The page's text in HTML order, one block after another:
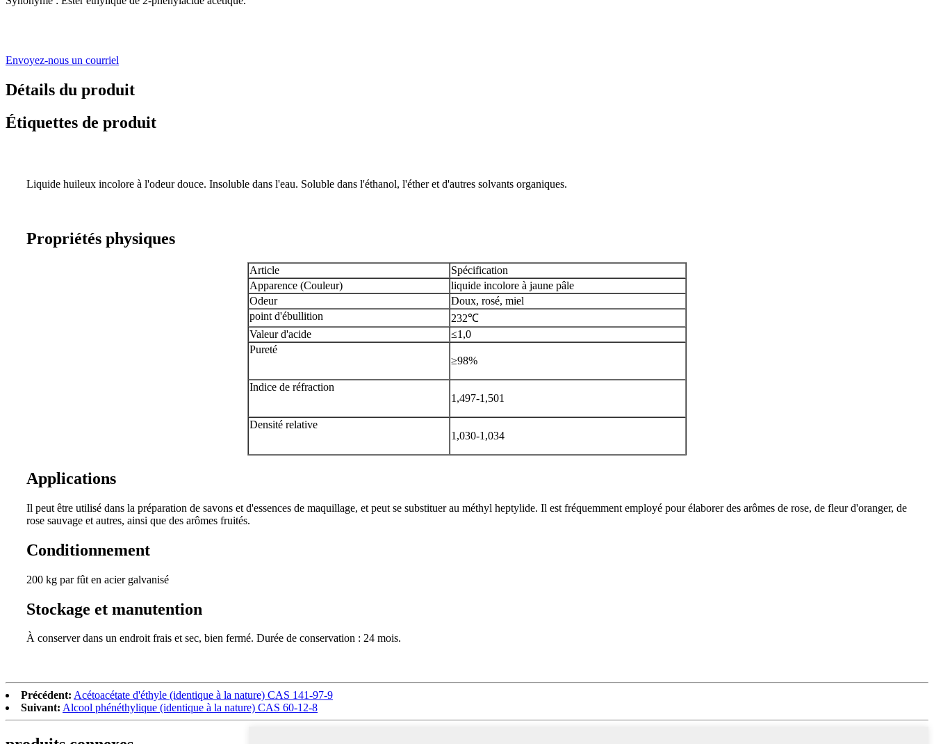
Envoyez-nous un courriel
Détails du produit
Étiquettes de produit
Liquide huileux incolore à l'odeur douce. Insoluble dans l'eau. Soluble dans l'éthanol, l'éther et d'autres solvants organiques.
Propriétés physiques
Article
Spécification
Apparence (Couleur)
liquide incolore à jaune pâle
Odeur
Doux, rosé, miel
point d'ébullition
232℃
Valeur d'acide
≤1,0
Pureté
≥98%
Indice de réfraction
1,497-1,501
Densité relative
1,030-1,034
Applications
Il peut être utilisé dans la préparation de savons et d'essences de maquillage, et peut se substituer au méthyl heptylide. Il est fréquemment employé pour élaborer des arômes de rose, de fleur d'oranger, de
rose sauvage et autres, ainsi que des arômes fruités.
Conditionnement
200 kg par fût en acier galvanisé
Stockage et manutention
À conserver dans un endroit frais et sec, bien fermé. Durée de conservation : 24 mois.
Précédent: Acétoacétate d'éthyle (identique à la nature) CAS 141-97-9
Suivant: Alcool phénéthylique (identique à la nature) CAS 60-12-8